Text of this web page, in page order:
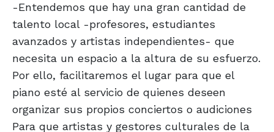
-Entendemos que hay una gran cantidad de
talento local -profesores, estudiantes
avanzados y artistas independientes- que
necesita un espacio a la altura de su esfuerzo.
Por ello, facilitaremos el lugar para que el
piano esté al servicio de quienes deseen
organizar sus propios conciertos o audiciones
Para que artistas y gestores culturales de la